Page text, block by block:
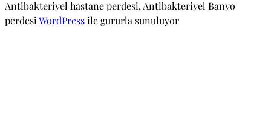
Antibakteriyel hastane perdesi, Antibakteriyel Banyo
perdesiWordPressile gururla sunuluyor